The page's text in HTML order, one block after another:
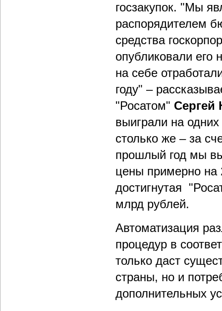
госзакупок. "Мы
распорядителем
средства
опубликовали
на себе
году" –
"Росатом" Сергей
выиграли на
столько же – за
прошлый год мы
цены примерно на
достигнутая
млрд рублей.
Автоматизация
процедур в
только даст
страны, но и
дополнительных